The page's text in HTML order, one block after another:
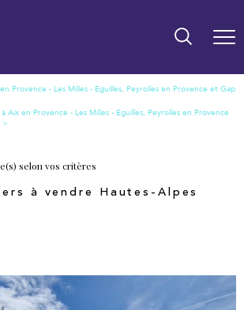
selon vos critères
à vendre Hautes-Alpes